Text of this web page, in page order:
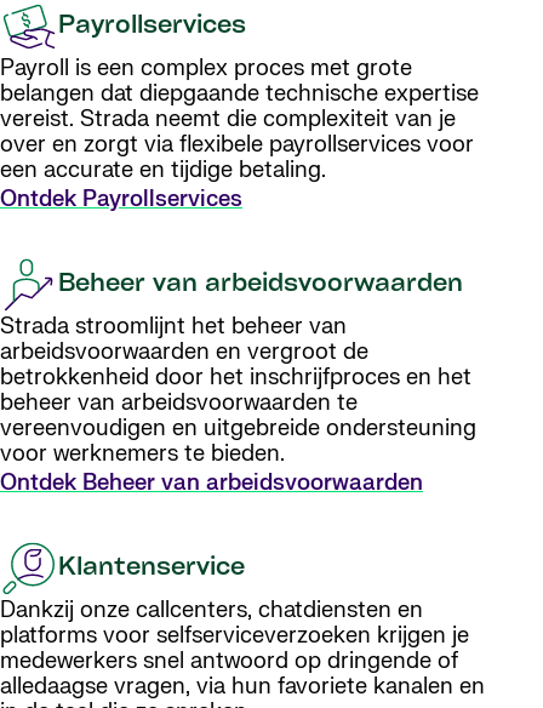
Payrollservices
Payroll is een complex proces met grote
belangen dat diepgaande technische expertise
vereist. Strada neemt die complexiteit van je
over en zorgt via flexibele payrollservices voor
een accurate en tijdige betaling.
Ontdek Payrollservices
Beheer van arbeidsvoorwaarden
Strada stroomlijnt het beheer van
arbeidsvoorwaarden en vergroot de
betrokkenheid door het inschrijfproces en het
beheer van arbeidsvoorwaarden te
vereenvoudigen en uitgebreide ondersteuning
voor werknemers te bieden.
Ontdek Beheer van arbeidsvoorwaarden
Klantenservice
Dankzij onze callcenters, chatdiensten en
platforms voor selfserviceverzoeken krijgen je
medewerkers snel antwoord op dringende of
alledaagse vragen, via hun favoriete kanalen en